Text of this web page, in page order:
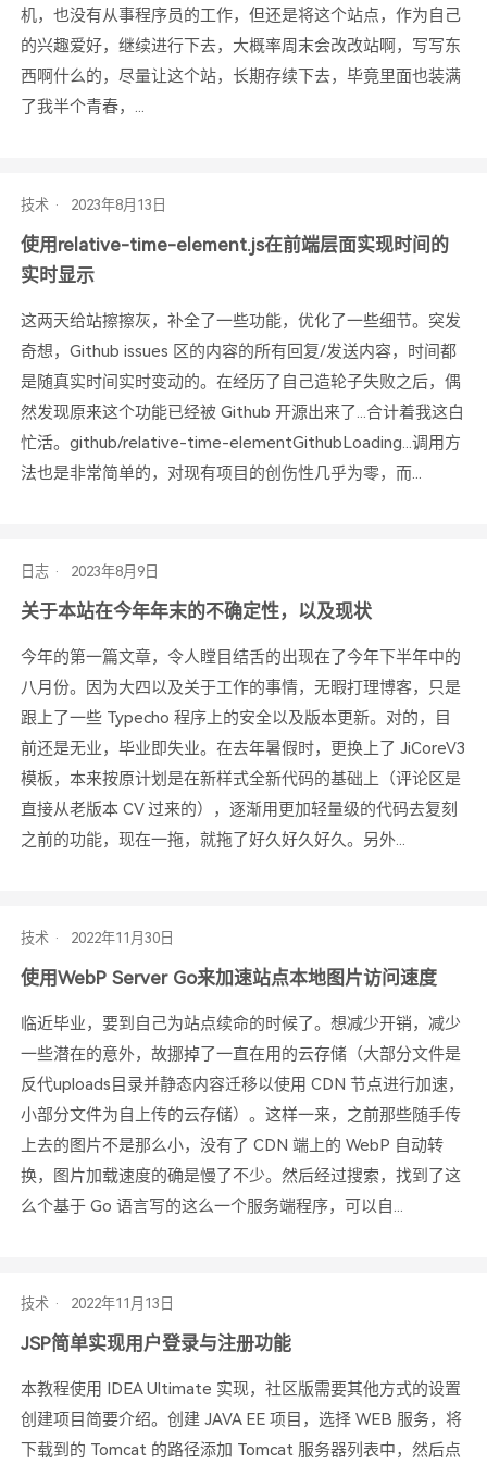
机，也没有从事程序员的工作，但还是将这个站点，作为自己
的兴趣爱好，继续进行下去，大概率周末会改改站啊，写写东
西啊什么的，尽量让这个站，长期存续下去，毕竟里面也装满
了我半个青春，...
技术
使用relative-time-element.js在前端层面实现时间的
实时显示
这两天给站擦擦灰，补全了一些功能，优化了一些细节。突发
奇想，Github issues 区的内容的所有回复/发送内容，时间都
是随真实时间实时变动的。在经历了自己造轮子失败之后，偶
然发现原来这个功能已经被 Github 开源出来了...合计着我这白
忙活。github/relative-time-elementGithubLoading...调用方
法也是非常简单的，对现有项目的创伤性几乎为零，而...
日志
关于本站在今年年末的不确定性，以及现状
今年的第一篇文章，令人瞠目结舌的出现在了今年下半年中的
八月份。因为大四以及关于工作的事情，无暇打理博客，只是
跟上了一些 Typecho 程序上的安全以及版本更新。对的，目
前还是无业，毕业即失业。在去年暑假时，更换上了 JiCoreV3
模板，本来按原计划是在新样式全新代码的基础上（评论区是
直接从老版本 CV 过来的），逐渐用更加轻量级的代码去复刻
之前的功能，现在一拖，就拖了好久好久好久。另外...
技术
使用WebP Server Go来加速站点本地图片访问速度
临近毕业，要到自己为站点续命的时候了。想减少开销，减少
一些潜在的意外，故挪掉了一直在用的云存储（大部分文件是
反代uploads目录并静态内容迁移以使用 CDN 节点进行加速，
小部分文件为自上传的云存储）。这样一来，之前那些随手传
上去的图片不是那么小，没有了 CDN 端上的 WebP 自动转
换，图片加载速度的确是慢了不少。然后经过搜索，找到了这
么个基于 Go 语言写的这么一个服务端程序，可以自...
技术
JSP简单实现用户登录与注册功能
本教程使用 IDEA Ultimate 实现，社区版需要其他方式的设置
创建项目简要介绍。创建 JAVA EE 项目，选择 WEB 服务，将
下载到的 Tomcat 的路径添加 Tomcat 服务器列表中，然后点